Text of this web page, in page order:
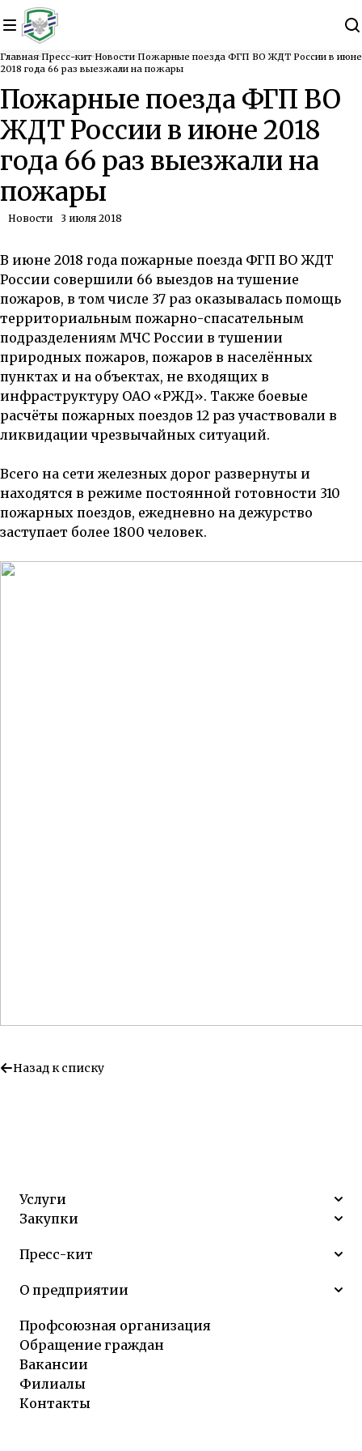
Главная Пресс-кит Новости Пожарные поезда ФГП ВО ЖДТ России в июне
2018 года 66 раз выезжали на пожары
Пожарные поезда ФГП ВО
ЖДТ России в июне 2018
года 66 раз выезжали на
пожары
Новости 3 июля 2018
В июне 2018 года пожарные поезда ФГП ВО ЖДТ
России совершили 66 выездов на тушение
пожаров, в том числе 37 раз оказывалась помощь
территориальным пожарно-спасательным
подразделениям МЧС России в тушении
природных пожаров, пожаров в населённых
пунктах и на объектах, не входящих в
инфраструктуру ОАО «РЖД». Также боевые
расчёты пожарных поездов 12 раз участвовали в
ликвидации чрезвычайных ситуаций.
Всего на сети железных дорог развернуты и
находятся в режиме постоянной готовности 310
пожарных поездов, ежедневно на дежурство
заступает более 1800 человек.
Назад к списку
Услуги
Закупки
Пресс-кит
О предприятии
Профсоюзная организация
Обращение граждан
Вакансии
Филиалы
Контакты